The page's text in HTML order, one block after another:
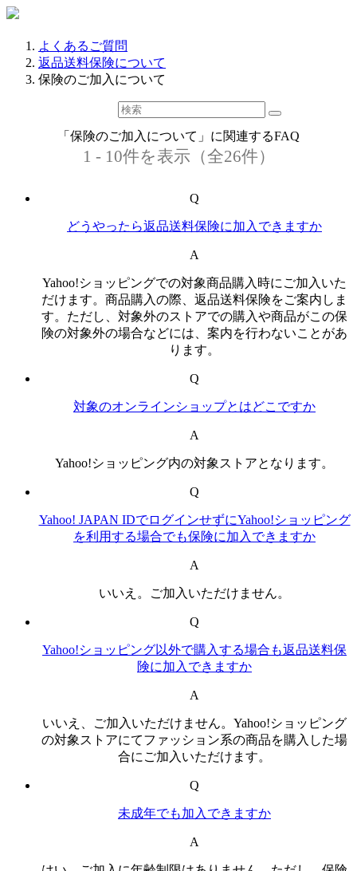
よくあるご質問
返品送料保険について
保険のご加入について
「保険のご加入について」に関連するFAQ
1 - 10件を表示（全26件）
Q
どうやったら返品送料保険に加入できますか
A
Yahoo!ショッピングでの対象商品購入時にご加入いた
だけます。商品購入の際、返品送料保険をご案内しま
す。ただし、対象外のストアでの購入や商品がこの保
険の対象外の場合などには、案内を行わないことがあ
ります。
Q
対象のオンラインショップとはどこですか
A
Yahoo!ショッピング内の対象ストアとなります。
Q
Yahoo! JAPAN IDでログインせずにYahoo!ショッピング
を利用する場合でも保険に加入できますか
A
いいえ。ご加入いただけません。
Q
Yahoo!ショッピング以外で購入する場合も返品送料保
険に加入できますか
A
いいえ、ご加入いただけません。Yahoo!ショッピング
の対象ストアにてファッション系の商品を購入した場
合にご加入いただけます。
Q
未成年でも加入できますか
A